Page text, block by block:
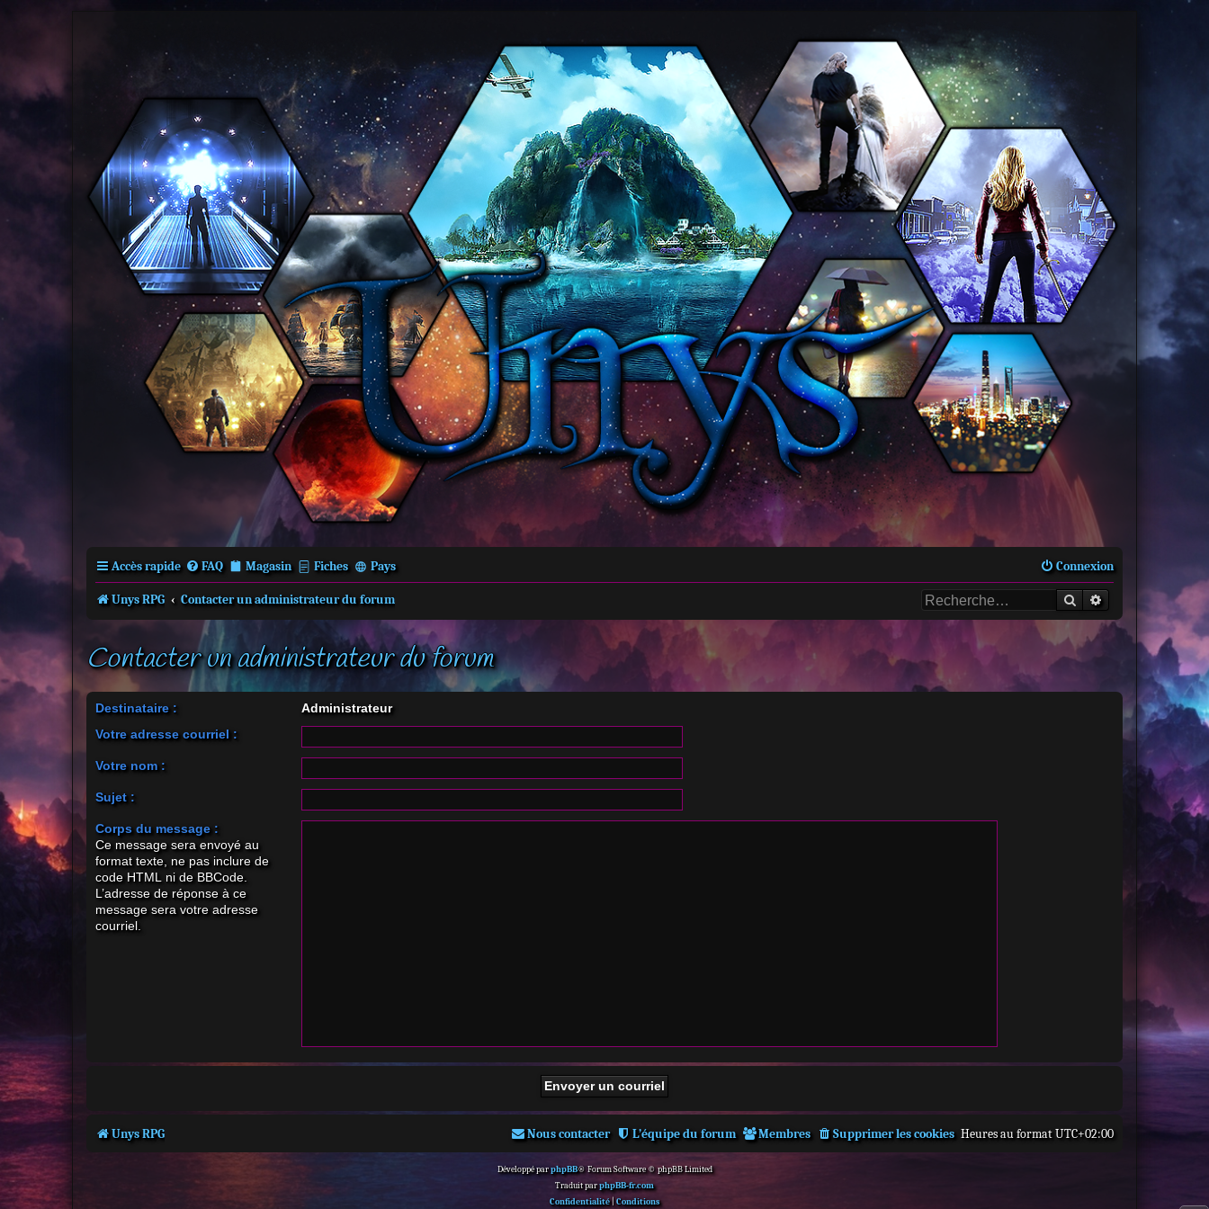
Accès rapide FAQ Magasin Fiches Pays Connexion
Unys RPG Contacter un administrateur du forum Rechercher
Recherche avancée
Contacter un administrateur du forum
Destinataire :
Administrateur
Votre adresse courriel :
Votre nom :
Sujet :
Corps du message :
Ce message sera envoyé au
format texte, ne pas inclure de
code HTML ni de BBCode.
L’adresse de réponse à ce
message sera votre adresse
courriel.
Unys RPG Heures au formatUTC+02:00
Supprimer les cookies
Membres
L’équipe du forum
Nous contacter
Développé parphpBB® Forum Software © phpBB Limited
Traduit parphpBB-fr.com
Confidentialité|Conditions